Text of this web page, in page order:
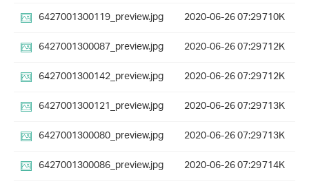
6427001300119_preview.jpg
2020-06-26 07:29710K
6427001300087_preview.jpg
2020-06-26 07:29712K
6427001300142_preview.jpg
2020-06-26 07:29712K
6427001300121_preview.jpg
2020-06-26 07:29713K
6427001300080_preview.jpg
2020-06-26 07:29713K
6427001300086_preview.jpg
2020-06-26 07:29714K